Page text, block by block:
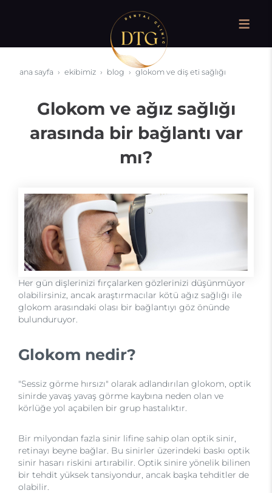
ana sayfa ekibimiz blog glokom ve diş eti sağlığı
Glokom ve ağız sağlığı
arasında bir bağlantı var
mı?
Her gün dişlerinizi fırçalarken gözlerinizi düşünmüyor
olabilirsiniz, ancak araştırmacılar kötü ağız sağlığı ile
glokom arasındaki olası bir bağlantıyı göz önünde
bulunduruyor.
Glokom nedir?
"Sessiz görme hırsızı" olarak adlandırılan glokom, optik
sinirde yavaş yavaş görme kaybına neden olan ve
körlüğe yol açabilen bir grup hastalıktır.
Bir milyondan fazla sinir lifine sahip olan optik sinir,
retinayı beyne bağlar. Bu sinirler üzerindeki baskı optik
sinir hasarı riskini artırabilir. Optik sinire yönelik bilinen
bir tehdit yüksek tansiyondur, ancak başka tehditler de
olabilir.